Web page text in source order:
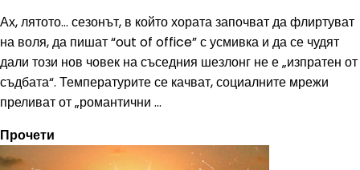
Ах, лятото… сезонът, в който хората започват да флиртуват
на воля, да пишат “out of office” с усмивка и да се чудят
дали този нов човек на съседния шезлонг не е „изпратен от
съдбата“. Температурите се качват, социалните мрежи
преливат от „романтични ...
Прочети